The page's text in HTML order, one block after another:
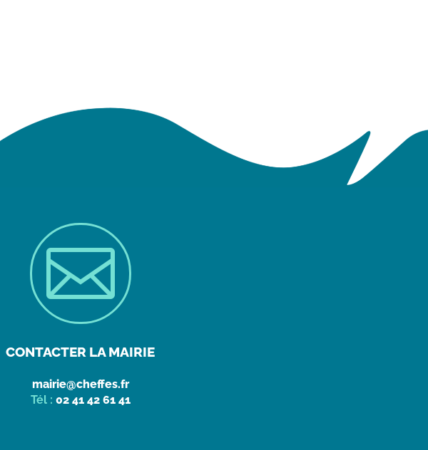

CONTACTER LA MAIRIE
mairie@cheffes.fr
Tél : 02 41 42 61 41